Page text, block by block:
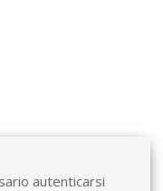
autenticarsi